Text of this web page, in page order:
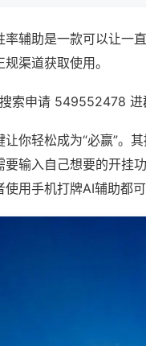
辅助是一款可以让一
渠道获取使用。
索申请 549552478 进
你轻松成为“必赢”。
要输入自己想要的开挂
用手机打牌AI辅助都可